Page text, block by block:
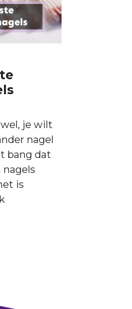
je wilt
nagel
bang dat
is